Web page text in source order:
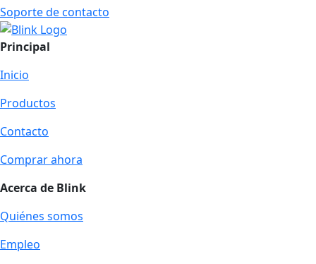
Soporte de contacto
Principal
Inicio
Productos
Contacto
Comprar ahora
Acerca de Blink
Quiénes somos
Empleo